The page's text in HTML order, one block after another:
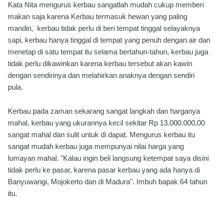
Kata Nita mengurus kerbau sangatlah mudah cukup memberi
makan saja karena Kerbau termasuk hewan yang paling
mandiri, kerbau tidak perlu di beri tempat tinggal selayaknya
sapi, kerbau hanya tinggal di tempat yang penuh dengan air dan
menetap di satu tempat itu selama bertahun-tahun, kerbau juga
tidak perlu dikawinkan karena kerbau tersebut akan kawin
dengan sendirinya dan melahirkan anaknya dengan sendiri
pula.
Kerbau pada zaman sekarang sangat langkah dan harganya
mahal, kerbau yang ukurannya kecil sekitar Rp 13.000.000,00
sangat mahal dan sulit untuk di dapat. Mengurus kerbau itu
sangat mudah kerbau juga mempunyai nilai harga yang
lumayan mahal. "Kalau ingin beli langsung ketempat saya disini
tidak perlu ke pasar, karena pasar kerbau yang ada hanya di
Banyuwangi, Mojokerto dan di Madura". Imbuh bapak 64 tahun
itu.